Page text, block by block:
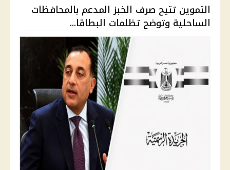
التموين تتيح صرف الخبز المدعم بالمحافظات
الساحلية وتوضح تظلمات البطاقا...